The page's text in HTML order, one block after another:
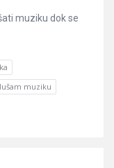
muziku dok se
muziku